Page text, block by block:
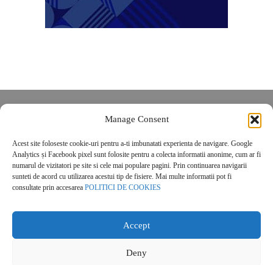
Manage Consent
Acest site foloseste cookie-uri pentru a-ti imbunatati experienta de navigare. Google
Analytics și Facebook pixel sunt folosite pentru a colecta informatii anonime, cum ar fi
numarul de vizitatori pe site si cele mai populare pagini. Prin continuarea navigarii
sunteti de acord cu utilizarea acestui tip de fisiere. Mai multe informatii pot fi
consultate prin accesarea POLITICI DE COOKIES
Accept
Deny
POLITICĂ DE CONFIDENȚIALITATE
Politica de cookies
© 2026 Real Estate Magazine. All Rights Reserved.